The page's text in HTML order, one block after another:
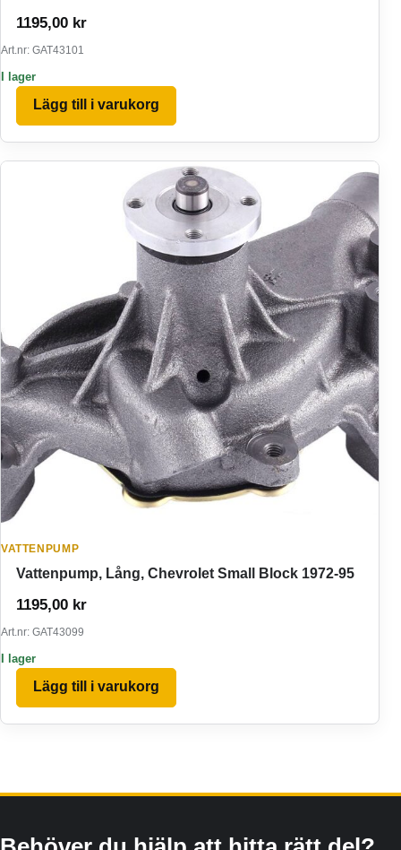
1195,00 kr
Art.nr: GAT43101
I lager
Lägg till i varukorg
VATTENPUMP
Vattenpump, Lång, Chevrolet Small Block 1972-95
1195,00 kr
Art.nr: GAT43099
I lager
Lägg till i varukorg